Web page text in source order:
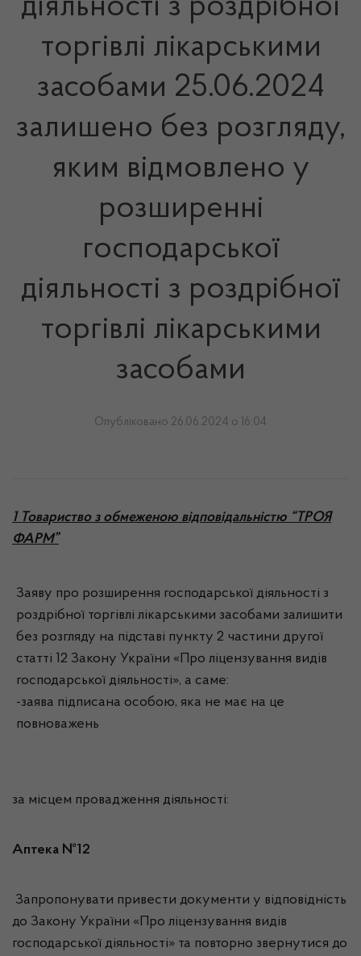
діяльності з роздрібної
торгівлі лікарськими
засобами 25.06.2024
залишено без розгляду,
яким відмовлено у
розширенні
господарської
діяльності з роздрібної
торгівлі лікарськими
засобами
Опубліковано 26.06.2024 о 16:04
1 Товариство з обмеженою відповідальністю “ТРОЯ
ФАРМ”
Заяву про розширення господарської діяльності з
роздрібної торгівлі лікарськими засобами залишити
без розгляду на підставі пункту 2 частини другої
статті 12 Закону України «Про ліцензування видів
господарської діяльності», а саме:
-заява підписана особою, яка не має на це
повноважень
за місцем провадження діяльності:
Аптека №12
Запропонувати привести документи у відповідність
до Закону України «Про ліцензування видів
господарської діяльності» та повторно звернутися до